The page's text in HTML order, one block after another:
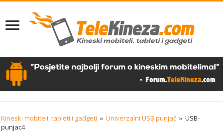
Kineski mobiteli, tableti i gadgeti » Univerzalni USB punjač » USB-
punjac4